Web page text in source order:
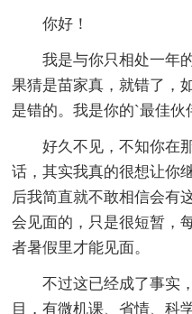
你好！
我是与你只相处一年
果猜是苗家真，就错了，
是错的。我是你的`最佳
好久不见，不知你在
话，其实我真的很想让你
后我简直就不敢相信会有
会见面的，只是很短暂，
者暑假里才能见面。
不过这已经成了事实
目，有微机课、省情、科